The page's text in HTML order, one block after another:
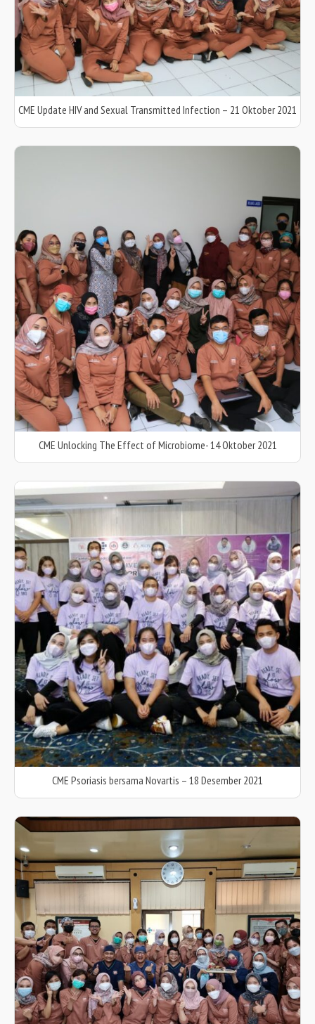
CME Update HIV and Sexual Transmitted Infection – 21 Oktober 2021
CME Unlocking The Effect of Microbiome- 14 Oktober 2021
CME Psoriasis bersama Novartis – 18 Desember 2021